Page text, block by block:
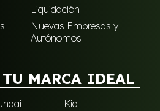
Liquidación
Nuevas Empresas y
Autónomos
TU MARCA IDEAL
Kia